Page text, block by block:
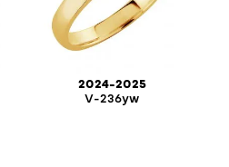
2024-2025
V-236yw